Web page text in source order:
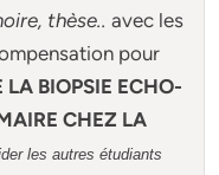
thèse.. avec les
pour
LA BIOPSIE ECHO-
CHEZ LA
les autres étudiants